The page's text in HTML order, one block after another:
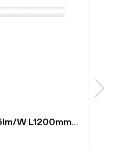
GreenLED Glasröhre >185lm/W L1200mm 16W 5000K 3000lm, "Expert-Line"